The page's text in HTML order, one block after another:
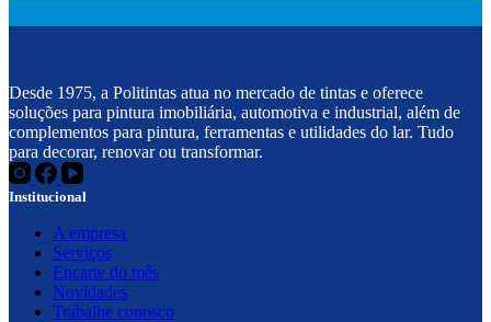
Desde 1975, a Politintas atua no mercado de tintas e oferece
soluções para pintura imobiliária, automotiva e industrial, além de
complementos para pintura, ferramentas e utilidades do lar. Tudo
para decorar, renovar ou transformar.
Institucional
A empresa
Serviços
Encarte do mês
Novidades
Trabalhe conosco